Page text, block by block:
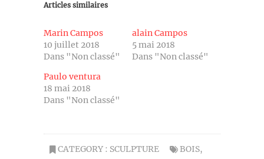
Articles similaires
Marin Campos
10 juillet 2018
Dans "Non classé"
alain Campos
5 mai 2018
Dans "Non classé"
Paulo ventura
18 mai 2018
Dans "Non classé"
CATEGORY : SCULPTURE BOIS,